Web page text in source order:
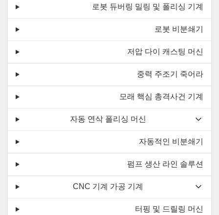
로봇 듀버링 밀링 및 폴리싱 기계
로봇 비분쇄기
저압 다이 캐스팅 머신
중력 주조기 죽어라
모래 핵심 총격사건 기계
자동 연삭 폴리싱 머신
자동적인 비분쇄기
펌프 생산 라인 솔루션
CNC 기계 가공 기계
터핑 및 드릴링 머신